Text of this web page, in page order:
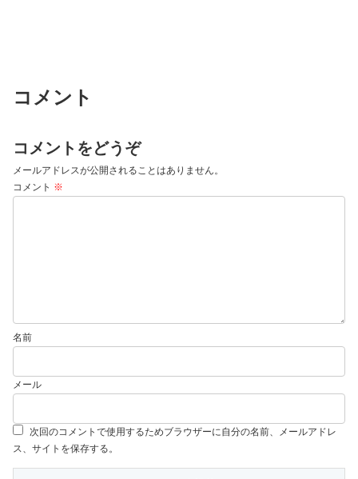
コメント
コメントをどうぞ
メールアドレスが公開されることはありません。
コメント ※
名前
メール
次回のコメントで使用するためブラウザーに自分の名前、メールアドレ
ス、サイトを保存する。